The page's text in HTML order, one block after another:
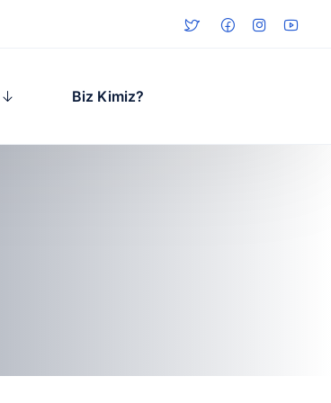
Biz Kimiz?